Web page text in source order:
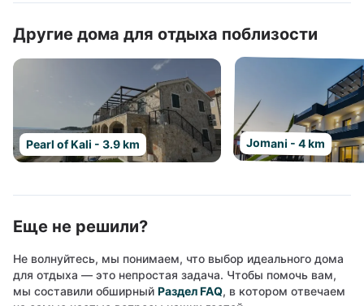
Другие дома для отдыха поблизости
Pearl of Kali - 3.9 km Jomani - 4 km
Еще не решили?
Не волнуйтесь, мы понимаем, что выбор идеального дома
для отдыха — это непростая задача. Чтобы помочь вам,
мы составили обширный Раздел FAQ, в котором отвечаем